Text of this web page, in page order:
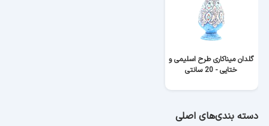
گلدان میناکاری طرح اسلیمی و
ختایی - 20 سانتی
دسته بندی‌های اصلی